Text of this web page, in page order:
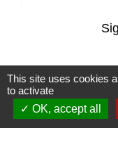
Contacts
This site uses cookies
to activate
OK, accept all